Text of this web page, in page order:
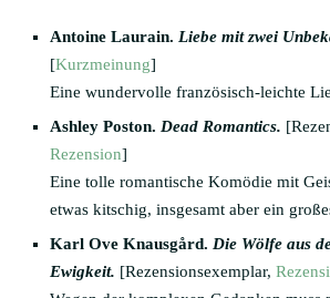
Antoine Laurain. Liebe mit zwei
[Kurzmeinung]
Eine wundervolle französisch-leichte
Ashley Poston. Dead Romantics.
Rezension]
Eine tolle romantische Komödie mit
etwas kitschig, insgesamt aber ein
Karl Ove Knausgård. Die Wölfe aus
Ewigkeit. [Rezensionsexemplar,